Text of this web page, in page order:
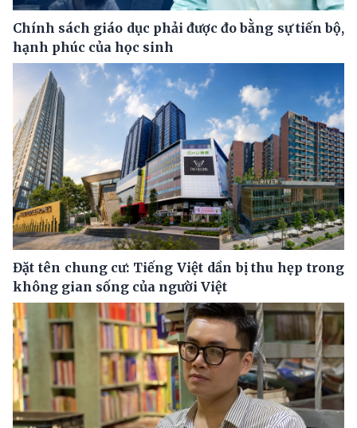
Chính sách giáo dục phải được đo bằng sự tiến bộ,
hạnh phúc của học sinh
Đặt tên chung cư: Tiếng Việt dần bị thu hẹp trong
không gian sống của người Việt